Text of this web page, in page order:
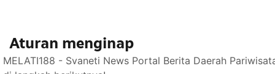
Aturan menginap
MELATI188 - Svaneti News Portal Berita Daerah